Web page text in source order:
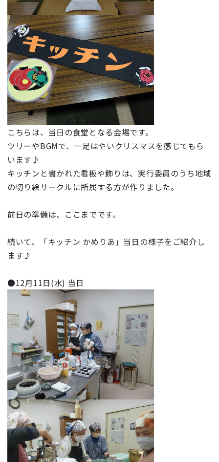
こちらは、当日の食堂となる会場です。
ツリーやBGMで、一足はやいクリスマスを感じてもら
います♪
キッチンと書かれた看板や飾りは、実行委員のうち地域
の切り絵サークルに所属する方が作りました。
前日の準備は、ここまでです。
続いて、「キッチン かめりあ」当日の様子をご紹介し
ます♪
●12月11日(水) 当日